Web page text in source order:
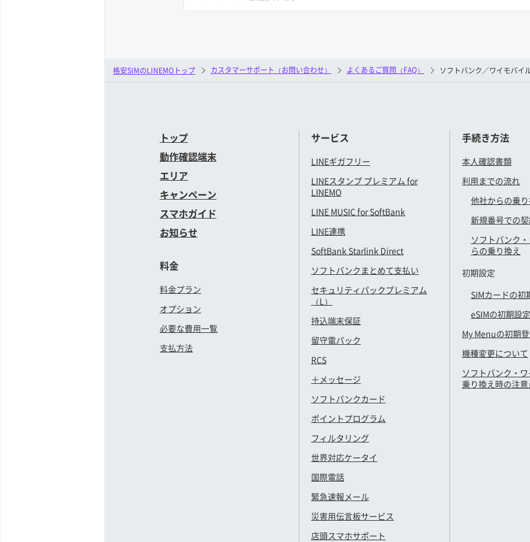
格安SIMのLINEMOトップ カスタマーサポート（お問い合わせ） よくあるご質問（FAQ） ソフトバンク／ワイモバイ
トップ
動作確認端末
エリア
キャンペーン
スマホガイド
お知らせ
料金
料金プラン
オプション
必要な費用一覧
支払方法
サービス
LINEギガフリー
LINEスタンプ プレミアム for
LINEMO
LINE MUSIC for SoftBank
LINE連携
SoftBank Starlink Direct
ソフトバンクまとめて支払い
セキュリティパックプレミアム
（L）
持込端末保証
留守電パック
RCS
＋メッセージ
ソフトバンクカード
ポイントプログラム
フィルタリング
世界対応ケータイ
国際電話
緊急速報メール
災害用伝言板サービス
店頭スマホサポート
手続き方法
本人確認書類
利用までの流れ
他社からの乗り
新規番号での
ソフトバンク
らの乗り換え
初期設定
SIMカードの初
eSIMの初期設定
My Menuの初期
機種変更について
ソフトバンク・
乗り換え時の注意